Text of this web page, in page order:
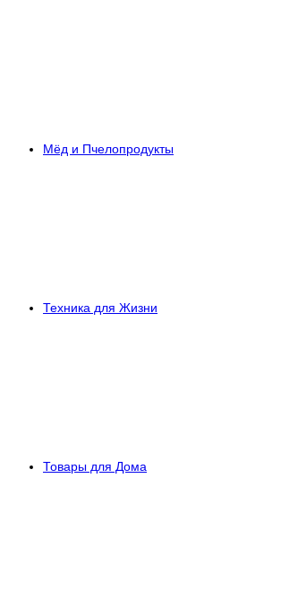
Мёд и Пчелопродукты
Техника для Жизни
Товары для Дома